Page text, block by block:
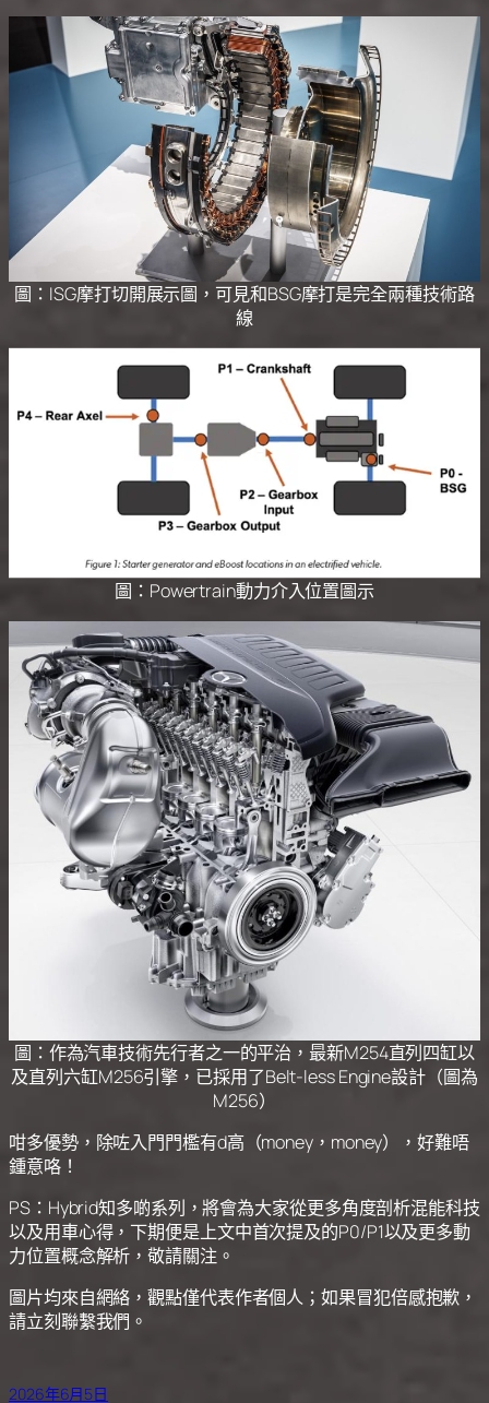
圖：ISG摩打切開展示圖，可見和BSG摩打是完全兩種技術路
線
圖：Powertrain動力介入位置圖示
圖：作為汽車技術先行者之一的平治，最新M254直列四缸以
及直列六缸M256引擎，已採用了Belt-less Engine設計（圖為
M256）
咁多優勢，除咗入門門檻有d高（money，money），好難唔
鍾意咯！
PS：Hybrid知多啲系列，將會為大家從更多角度剖析混能科技
以及用車心得，下期便是上文中首次提及的P0/P1以及更多動
力位置概念解析，敬請關注。
圖片均來自網絡，觀點僅代表作者個人；如果冒犯倍感抱歉，
請立刻聯繫我們。
2026年6月5日